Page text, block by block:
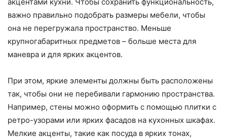
важно правильно подобрать размеры мебели, чтобы
она не перегружала пространство. Меньше
крупногабаритных предметов – больше места для
маневра и для ярких акцентов.
При этом, яркие элементы должны быть расположены
так, чтобы они не перебивали гармонию пространства.
Например, стены можно оформить с помощью плитки с
ретро-узорами или ярких фасадов на кухонных шкафах.
Мелкие акценты, такие как посуда в ярких тонах,